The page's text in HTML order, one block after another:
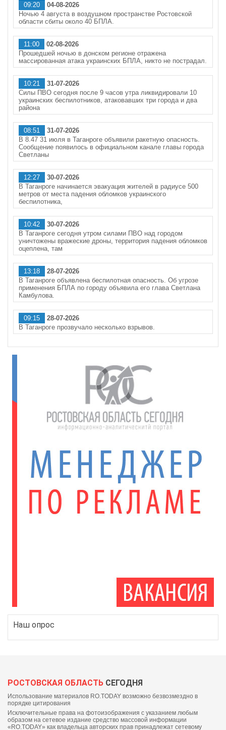
09:20
04-08-2026
Ночью 4 августа в воздушном пространстве Ростовской
области сбиты около 40 БПЛА.
11:00
02-08-2026
Прошедшей ночью в донском регионе отражена
массированная атака украинских БПЛА, никто не пострадал.
10:21
31-07-2026
Силы ПВО сегодня после 9 часов утра ликвидировали 10
украинских беспилотников, атаковавших три города и два
района
08:51
31-07-2026
В 8.47 31 июля в Таганроге объявили ракетную опасность.
Сообщение появилось в официальном канале главы города
Светланы
12:27
30-07-2026
В Таганроге начинается эвакуация жителей в радиусе 500
метров от места падения обломков украинского
беспилотника,
10:42
30-07-2026
В Таганроге сегодня утром силами ПВО над городом
уничтожены вражеские дроны, территория падения обломков
оцеплена, там
13:18
28-07-2026
В Таганроге объявлена беспилотная опасность. Об угрозе
применения БПЛА по городу объявила его глава Светлана
Камбулова.
09:15
28-07-2026
В Таганроге прозвучало несколько взрывов.
Наш опрос
РОСТОВСКАЯ ОБЛАСТЬ СЕГОДНЯ
Использование материалов RO.TODAY возможно безвозмездно в
порядке цитирования
Исключительные права на фотоизображения с указанием любым
образом на сетевое издание средство массовой информации
«RO.TODAY» как владельца авторских прав принадлежат сетевому